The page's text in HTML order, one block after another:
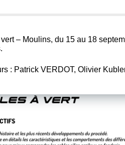
– Moulins, du 15 au 18
: Patrick VERDOT, Olivier